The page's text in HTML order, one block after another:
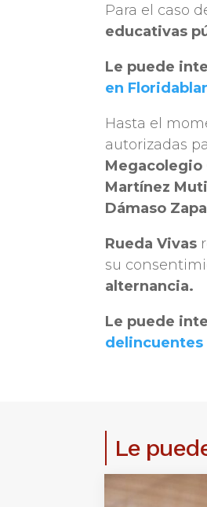
Para el caso
educativas
Le puede
en
Hasta el
autorizadas
Megacolegio
Martínez
Dámaso
Rueda Vivas
su
alternancia.
Le puede
delincuentes
Le